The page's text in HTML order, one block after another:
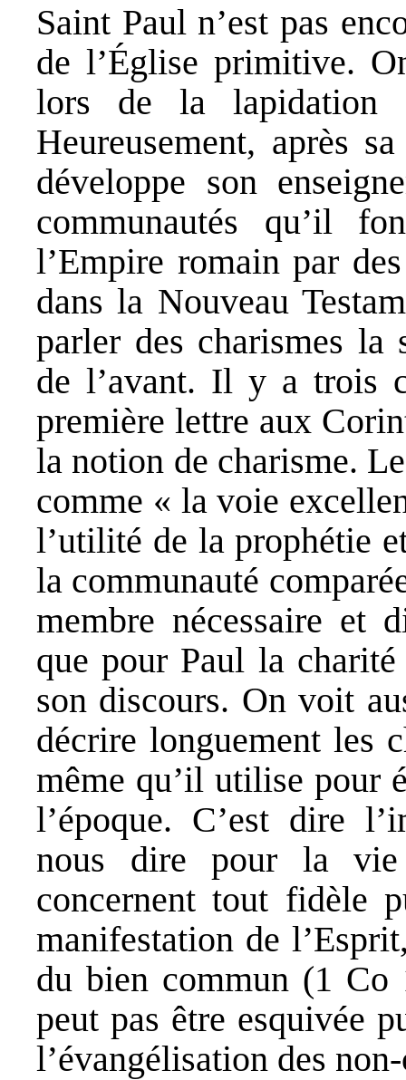
Saint Paul n’est pas
de l’Église primitive.
lors de la lapidation
Heureusement, après
développe son
communautés qu’il
l’Empire romain par
dans la Nouveau
parler des charismes la
de l’avant. Il y a trois
première lettre aux
la notion de charisme.
comme « la voie
l’utilité de la prophétie
la communauté
membre nécessaire et
que pour Paul la
son discours. On voit
décrire longuement les
même qu’il utilise pour
l’époque. C’est dire
nous dire pour la vie
concernent tout fidèle
manifestation de
du bien commun (1 Co
peut pas être esquivée
l’évangélisation des